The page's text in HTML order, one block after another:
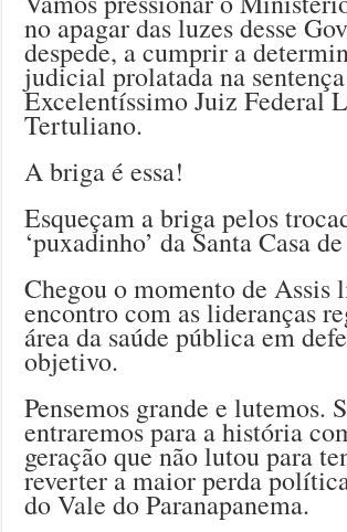
no apagar das luzes desse
despede, a cumprir a
judicial prolatada na
Excelentíssimo Juiz Federal
Tertuliano.
A briga é essa!
Esqueçam a briga pelos
‘puxadinho’ da Santa Casa
Chegou o momento de Assis
encontro com as lideranças
área da saúde pública em
objetivo.
Pensemos grande e lutemos.
entraremos para a história
geração que não lutou para
reverter a maior perda
do Vale do Paranapanema.